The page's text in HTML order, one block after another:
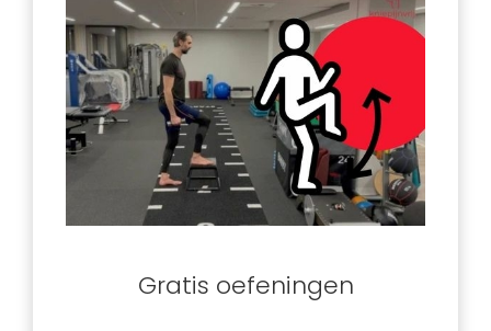
Gratis oefeningen